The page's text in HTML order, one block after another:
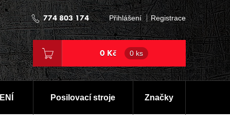
774 803 174 Přihlášení Registrace
0 Kč 0 ks
Posilovací stroje Značky